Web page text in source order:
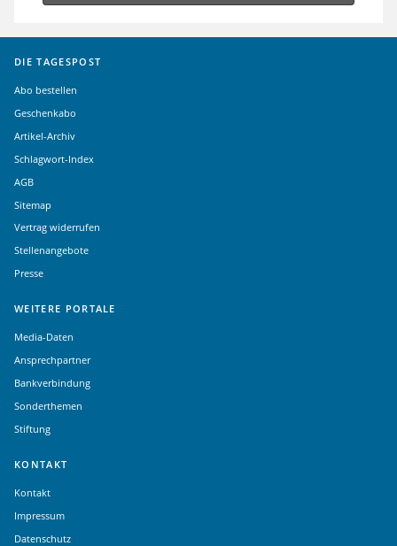
DIE TAGESPOST
Abo bestellen
Geschenkabo
Artikel-Archiv
Schlagwort-Index
AGB
Sitemap
Vertrag widerrufen
Stellenangebote
Presse
WEITERE PORTALE
Media-Daten
Ansprechpartner
Bankverbindung
Sonderthemen
Stiftung
KONTAKT
Kontakt
Impressum
Datenschutz